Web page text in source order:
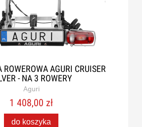
ROWEROWA AGURI CRUISER
- NA 3 ROWERY
Aguri
1 408,00 zł
do koszyka